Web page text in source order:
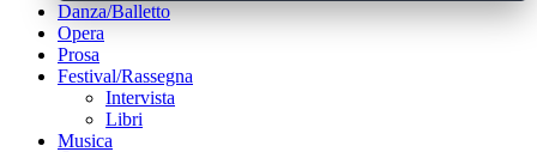
Danza/Balletto
Opera
Prosa
Festival/Rassegna
Intervista
Libri
Musica